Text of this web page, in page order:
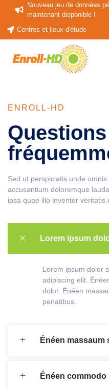
Nouveau jeu de données
maintenant disponible !
Centres et lieux d'étude
ENROLL-HD
Questions
Sed ut perspiciatis unde
accusantium doloremque
ipsa quae illo inventer veritatis
Lorem ipsum
Lorem ipsum dolor
adipiscing elit.
dolor. Énéen
penatibus.
Énéen
Énéen commodo